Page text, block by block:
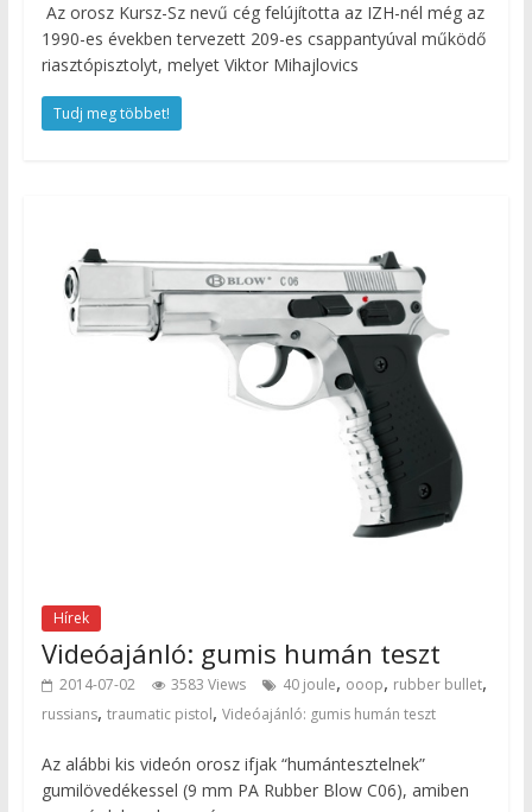
Az orosz Kursz-Sz nevű cég felújította az IZH-nél még az
1990-es években tervezett 209-es csappantyúval működő
riasztópisztolyt, melyet Viktor Mihajlovics
Tudj meg többet!
Hírek
Videóajánló: gumis humán teszt
2014-07-02 3583 Views 40 joule, ooop, rubber bullet,
russians, traumatic pistol, Videóajánló: gumis humán teszt
Az alábbi kis videón orosz ifjak “humántesztelnek”
gumilövedékessel (9 mm PA Rubber Blow C06), amiben